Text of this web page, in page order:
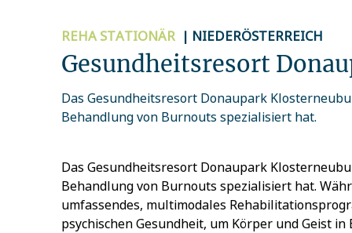
REHA STATIONÄR | NIEDERÖSTERREICH
Gesundheitsresort
Das Gesundheitsresort Donaupark
Behandlung von Burnouts spezialisiert hat.
Das Gesundheitsresort Donaupark
Behandlung von Burnouts spezialisiert hat.
umfassendes, multimodales
psychischen Gesundheit, um Körper und Geist